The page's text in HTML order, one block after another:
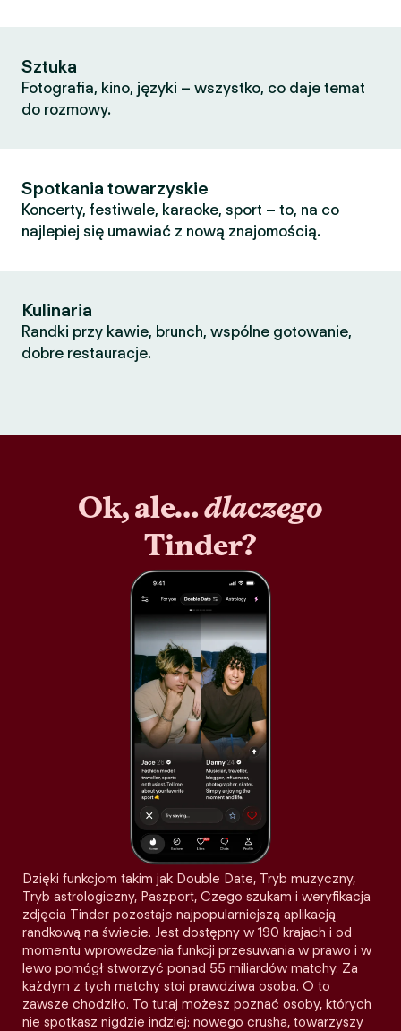
Sztuka
Fotografia, kino, języki – wszystko, co daje temat
do rozmowy.
Spotkania towarzyskie
Koncerty, festiwale, karaoke, sport – to, na co
najlepiej się umawiać z nową znajomością.
Kulinaria
Randki przy kawie, brunch, wspólne gotowanie,
dobre restauracje.
Ok, ale…dlaczego
Tinder?
Dzięki funkcjom takim jak Double Date, Tryb muzyczny,
Tryb astrologiczny, Paszport, Czego szukam i weryfikacja
zdjęcia Tinder pozostaje najpopularniejszą aplikacją
randkową na świecie. Jest dostępny w 190 krajach i od
momentu wprowadzenia funkcji przesuwania w prawo i w
lewo pomógł stworzyć ponad 55 miliardów matchy. Za
każdym z tych matchy stoi prawdziwa osoba. O to
zawsze chodziło. To tutaj możesz poznać osoby, których
nie spotkasz nigdzie indziej: nowego crusha, towarzyszy